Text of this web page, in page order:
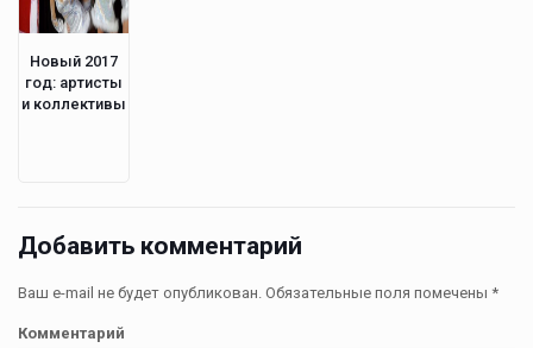
Новый 2017
год: артисты
и коллективы
Добавить комментарий
Ваш e-mail не будет опубликован. Обязательные поля помечены *
Комментарий